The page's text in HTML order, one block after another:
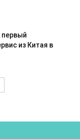
первый
из Китая в